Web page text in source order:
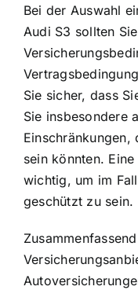
Bei der Auswahl
Audi S3 sollten
Sie sicher, dass
Sie insbesondere
sein könnten.
wichtig, um im
geschützt zu sein.